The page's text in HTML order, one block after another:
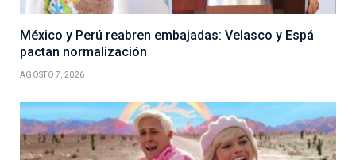
México y Perú reabren embajadas: Velasco y Espá
pactan normalización
AGOSTO 7, 2026